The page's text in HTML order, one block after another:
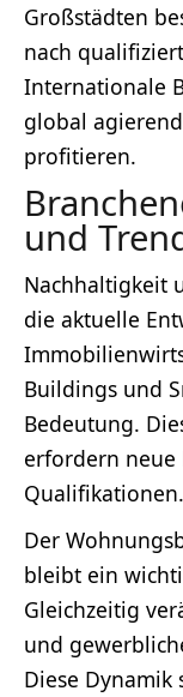
Großstädten
nach
Internationale
global
profitieren.
und
Nachhaltigkeit
die aktuelle
Buildings und
Bedeutung.
erfordern neue
Qualifikationen.
Der
bleibt ein
Gleichzeitig
und
Diese